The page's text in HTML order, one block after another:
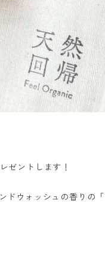
ゼントします！
ドウォッシュの香り